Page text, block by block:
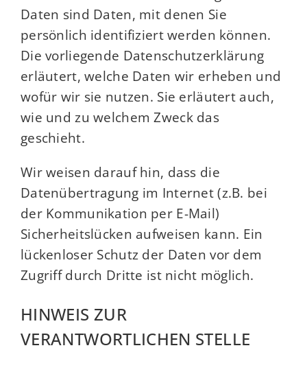
Daten sind Daten, mit denen Sie
persönlich identifiziert werden können.
Die vorliegende Datenschutzerklärung
erläutert, welche Daten wir erheben und
wofür wir sie nutzen. Sie erläutert auch,
wie und zu welchem Zweck das
geschieht.
Wir weisen darauf hin, dass die
Datenübertragung im Internet (z.B. bei
der Kommunikation per E-Mail)
Sicherheitslücken aufweisen kann. Ein
lückenloser Schutz der Daten vor dem
Zugriff durch Dritte ist nicht möglich.
HINWEIS ZUR
VERANTWORTLICHEN STELLE